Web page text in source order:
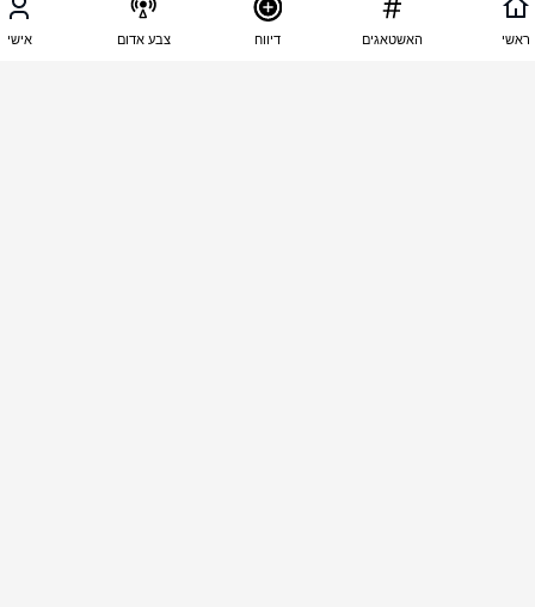
סטיב אוסטין
נהדרים, המון מזל טוב ראשי האשטאגים דיווח צבע אדום אישי